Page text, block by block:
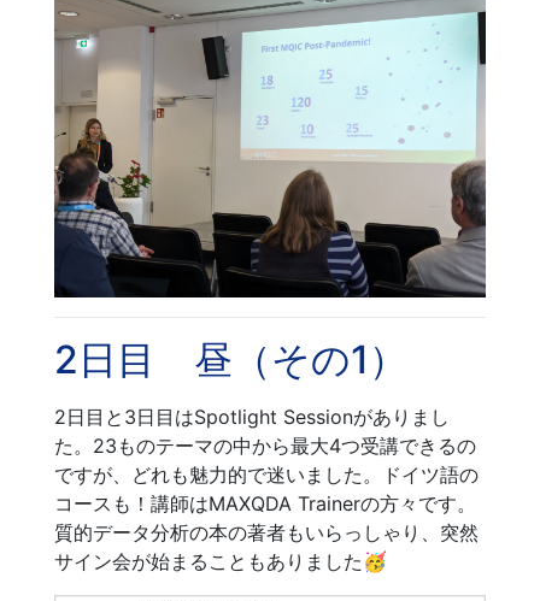
2日目 昼（その1）
2日目と3日目はSpotlight Sessionがありまし
た。23ものテーマの中から最大4つ受講できるの
ですが、どれも魅力的で迷いました。ドイツ語の
コースも！講師はMAXQDA Trainerの方々です。
質的データ分析の本の著者もいらっしゃり、突然
サイン会が始まることもありました🥳